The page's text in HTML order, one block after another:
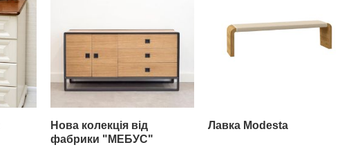
Нова колекція від
фабрики "МЕБУС"
Лавка Modesta